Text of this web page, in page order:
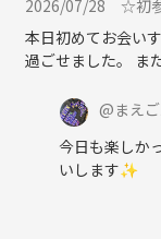
2026/07/28
☆初参加
本日初めてお会い
過ごせました。 ま
@まえ
今日も楽しか
いします✨